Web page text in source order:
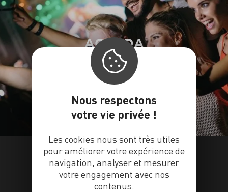
AGENDA
Nous respectons
votre vie privée !
Les cookies nous sont très utiles
pour améliorer votre expérience de
navigation, analyser et mesurer
votre engagement avec nos
contenus.